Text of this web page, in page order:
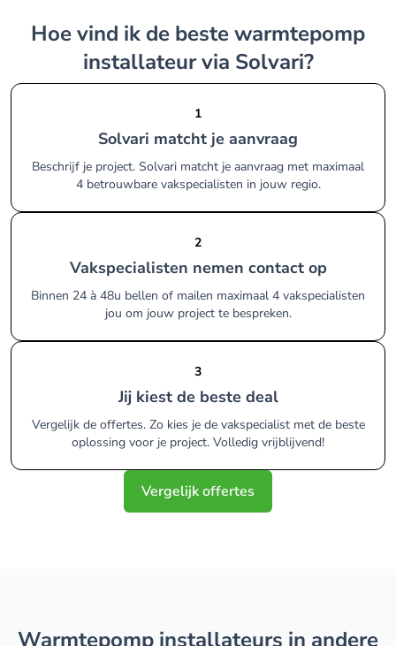
Hoe vind ik de beste warmtepomp
installateur via Solvari?
1
Solvari matcht je aanvraag
Beschrijf je project. Solvari matcht je aanvraag met maximaal
4 betrouwbare vakspecialisten in jouw regio.
2
Vakspecialisten nemen contact op
Binnen 24 à 48u bellen of mailen maximaal 4 vakspecialisten
jou om jouw project te bespreken.
3
Jij kiest de beste deal
Vergelijk de offertes. Zo kies je de vakspecialist met de beste
oplossing voor je project. Volledig vrijblijvend!
Vergelijk offertes
warmtepomp installateurs in andere